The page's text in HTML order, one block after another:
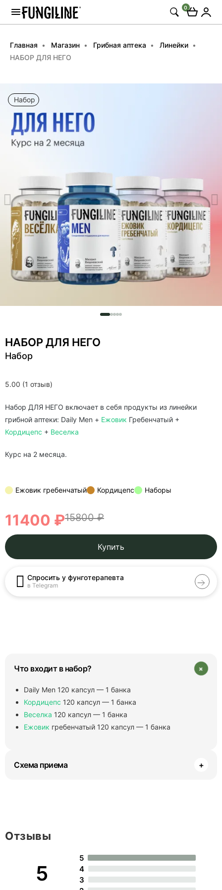
0
Главная Магазин Грибная аптека
Линейки
НАБОР ДЛЯ НЕГО
Набор
5.00 (1 отзыв)
НАБОР ДЛЯ НЕГО
Набор
Набор ДЛЯ НЕГО включает в себя продукты из линейки
грибной аптеки: Daily Men + Ежовик Гребенчатый +
Кордицепс + Веселка
Курс на 2 месяца.
Ежовик гребенчатый Кордицепс Наборы
11400 ₽15800 ₽
Купить
Спросить у фунготерапевта
в Telegram
Что входит в набор? +
Daily Men 120 капсул — 1 банка
Кордицепс 120 капсул — 1 банка
Веселка 120 капсул — 1 банка
Ежовик гребенчатый 120 капсул — 1 банка
Схема приема +
5
5
4
3
Отзывы